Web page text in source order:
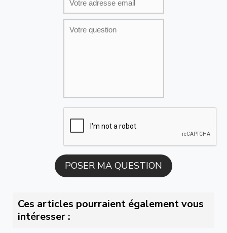
Ces articles pourraient également vous
intéresser :